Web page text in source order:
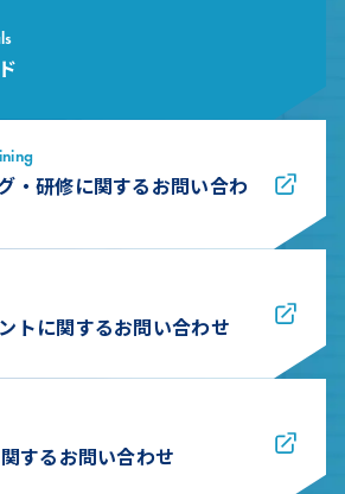
・研修に関するお問い合わ
トに関するお問い合わせ
するお問い合わせ